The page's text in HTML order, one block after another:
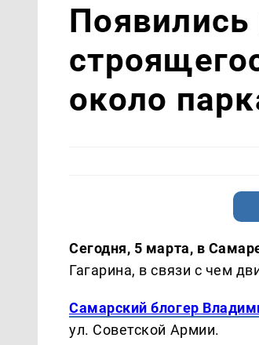
около
Сегодня, 5 марта, в
Гагарина, в связи с чем
Самарский блогер
ул. Советской Армии.